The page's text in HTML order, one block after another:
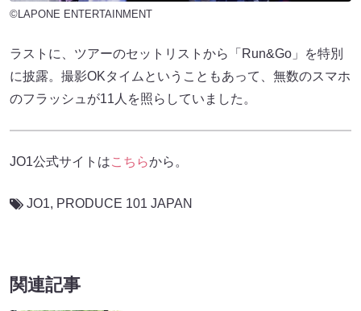
©LAPONE ENTERTAINMENT
ラストに、ツアーのセットリストから「Run&Go」を特別
に披露。撮影OKタイムということもあって、無数のスマホ
のフラッシュが11人を照らしていました。
JO1公式サイトはこちらから。
JO1, PRODUCE 101 JAPAN
関連記事